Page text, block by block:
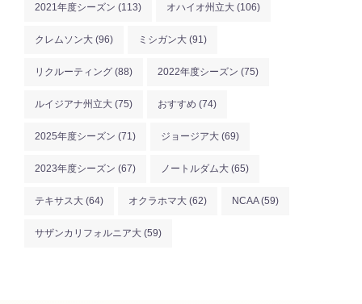
2021年度シーズン (113) オハイオ州立大 (106)
クレムソン大 (96) ミシガン大 (91)
リクルーティング (88) 2022年度シーズン (75)
ルイジアナ州立大 (75) おすすめ (74)
2025年度シーズン (71) ジョージア大 (69)
2023年度シーズン (67) ノートルダム大 (65)
テキサス大 (64) オクラホマ大 (62) NCAA(59)
サザンカリフォルニア大 (59)